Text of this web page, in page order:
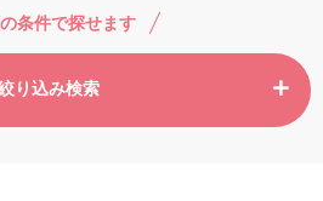
条件で探せます
り込み検索